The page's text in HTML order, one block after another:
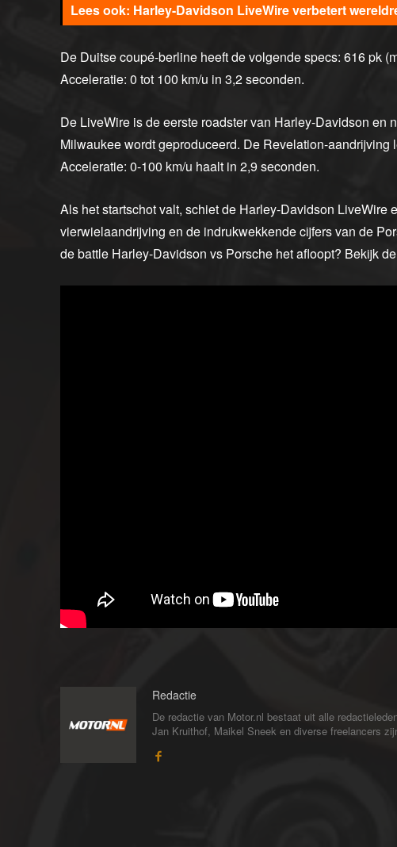
Harley-Davidson LiveWire verbetert
De Duitse coupé-berline heeft de volgende specs: 616 pk
Acceleratie: 0 tot 100 km/u in 3,2 seconden.
De LiveWire is de eerste roadster van Harley-Davidson en
Milwaukee wordt geproduceerd. De Revelation-aandrijving
Acceleratie: 0-100 km/u haalt in 2,9 seconden.
Als het startschot valt, schiet de Harley-Davidson LiveWire
vierwielaandrijving en de indrukwekkende cijfers van de
de battle Harley-Davidson vs Porsche het afloopt? Bekijk
Redactie
De redactie van Motor.nl bestaat uit alle
Jan Kruithof, Maikel Sneek en diverse freelancers